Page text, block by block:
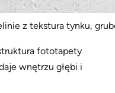
z tekstura tynku,
fototapety
wnętrzu głębi i